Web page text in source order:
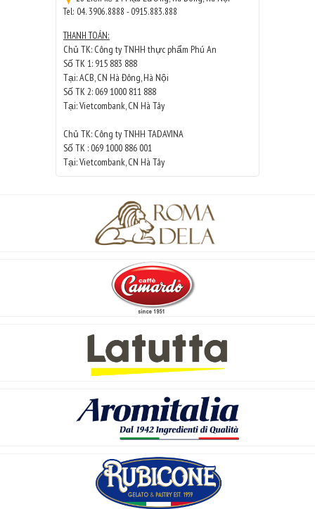
Tel: 04. 3906.8888 - 0915.883.888
THANH TOÁN:
Chủ TK: Công ty TNHH thực phẩm Phú An
Số TK 1: 915 883 888
Tại: ACB, CN Hà Đông, Hà Nội
Số TK 2: 069 1000 811 888
Tại: Vietcombank, CN Hà Tây
Chủ TK: Công ty TNHH TADAVINA
Số TK : 069 1000 886 001
Tại: Vietcombank, CN Hà Tây